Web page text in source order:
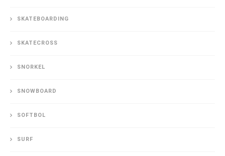
SKATEBOARDING
SKATECROSS
SNORKEL
SNOWBOARD
SOFTBOL
SURF